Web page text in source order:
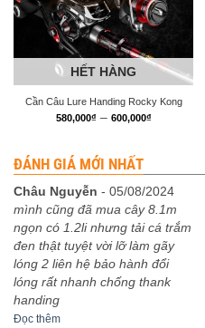
HẾT HÀNG
Cần Câu Lure Handing Rocky Kong
580,000₫ – 600,000₫Khoảng
600,000₫
ĐÁNH GIÁ MỚI NHẤT
Châu Nguyễn - 05/08/2024
mình cũng đã mua cây 8.1m
ngọn có 1.2li nhưng tải cá trắm
đen thật tuyệt vời lỡ làm gãy
lóng 2 liên hệ bảo hành đổi
lóng rất nhanh chống thank
handing
Đọc thêm